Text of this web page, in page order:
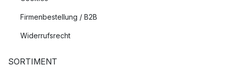
Firmenbestellung / B2B
Widerrufsrecht
SORTIMENT